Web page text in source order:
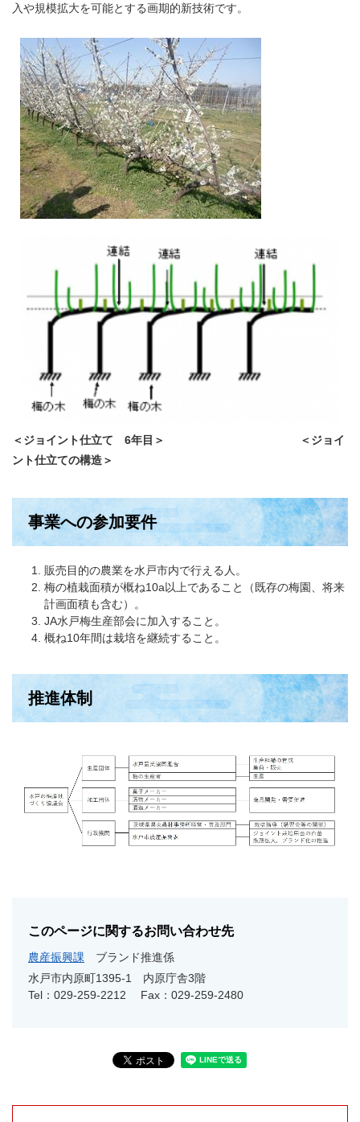
入や規模拡大を可能とする画期的新技術です。​
＜ジョイント仕立て 6年目＞ ＜ジョイ
ント仕立ての構造＞
事業への参加要件
販売目的の農業を水戸市内で行える人。
梅の植栽面積が概ね10a以上であること（既存の梅園、将来
計画面積も含む）。
JA水戸梅生産部会に加入すること。
概ね10年間は栽培を継続すること。
推進体制
このページに関するお問い合わせ先
農産振興課
ブランド推進係
水戸市内原町1395-1 内原庁舎3階
Tel：029-259-2212
Fax：029-259-2480